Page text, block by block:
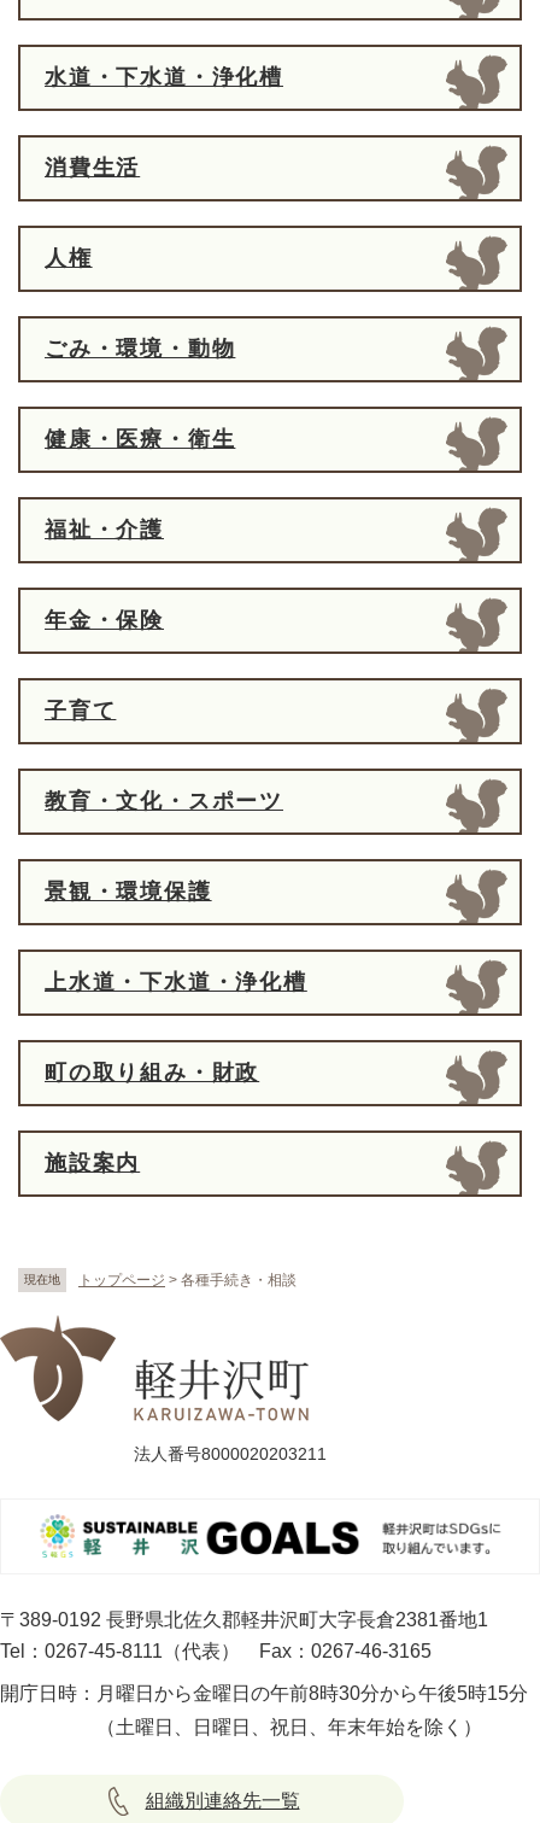
現在地 トップページ > 各種手続き・相談
水道・下水道・浄化槽
消費生活
人権
ごみ・環境・動物
健康・医療・衛生
福祉・介護
年金・保険
子育て
教育・文化・スポーツ
景観・環境保護
上水道・下水道・浄化槽
町の取り組み・財政
施設案内
法人番号8000020203211
〒389-0192 長野県北佐久郡軽井沢町大字長倉2381番地1
Tel：0267-45-8111（代表）
Fax：0267-46-3165
開庁日時： 月曜日から金曜日の午前8時30分から午後5時15分
（土曜日、日曜日、祝日、年末年始を除く）
組織別連絡先一覧